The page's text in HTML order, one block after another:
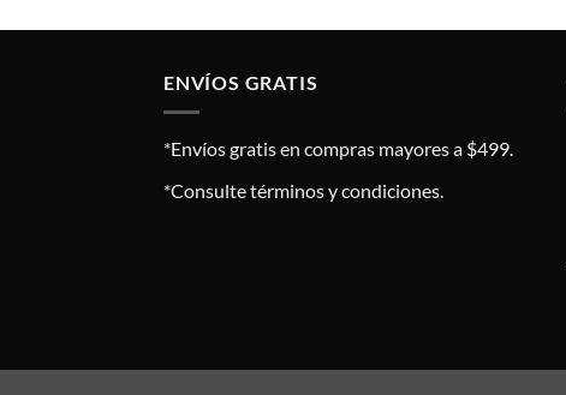
ENVÍOS GRATIS
*Envíos gratis en compras mayores a $499.
*Consulte términos y condiciones.